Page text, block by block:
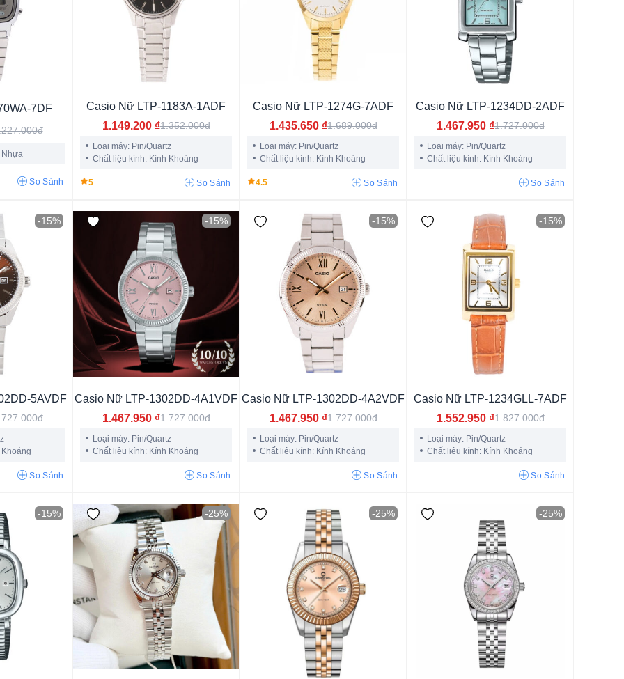
Thụy Sỹ
Thụy Điển
Orient Sun & Moon Orient Bambino Seiko Presage
Seiko Prospex Seiko 5 Sport Casio G-Shock
Casio Baby-G Casio Sheen Tissot Chemin Des Tourelles
Casio LTP Casio Vintage Freelook Eiffel Freelook Lumiere
Freelook Belle Tissot Prx Tissot Le Locle Tissot Pr100
Omega Seamaster Omega Constellation Omega De ville
Longines La Grande Classique Longines Flagship
Longines Presence Longines Record Collection
Tissot Ballade
3atm 6atm 10atm 15atm 30atm
Năng lượng ánh sáng Pin/Quartz
7DF
Nhựa
So Sánh
Casio Nữ LTP-1183A-1ADF
1.149.200 ₫1.352.000đ
Loại máy: Pin/Quartz
Chất liệu kính: Kính Khoáng
5 So Sánh
Casio Nữ LTP-1274G-7ADF
1.435.650 ₫1.689.000đ
Loại máy: Pin/Quartz
Chất liệu kính: Kính Khoáng
4.5 So Sánh
Casio Nữ LTP-1234DD-2ADF
1.467.950 ₫1.727.000đ
Loại máy: Pin/Quartz
Chất liệu kính: Kính Khoáng
So Sánh
-15%
5AVDF
So Sánh
-15%
Casio Nữ LTP-1302DD-4A1VDF
1.467.950 ₫1.727.000đ
Loại máy: Pin/Quartz
Chất liệu kính: Kính Khoáng
So Sánh
-15%
Casio Nữ LTP-1302DD-4A2VDF
1.467.950 ₫1.727.000đ
Loại máy: Pin/Quartz
Chất liệu kính: Kính Khoáng
So Sánh
-15%
Casio Nữ LTP-1234GLL-7ADF
1.552.950 ₫1.827.000đ
Loại máy: Pin/Quartz
Chất liệu kính: Kính Khoáng
So Sánh
-15% -25% -25% -25%